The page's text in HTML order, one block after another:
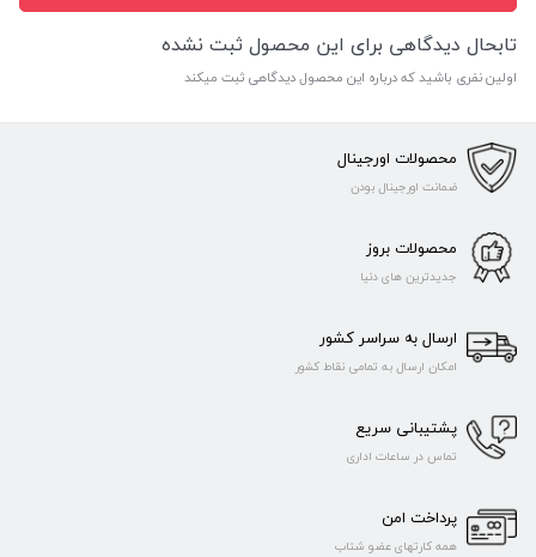
تابحال دیدگاهی برای این محصول ثبت نشده
اولین نفری باشید که درباره این محصول دیدگاهی ثبت میکند
محصولات اورجینال
ضمانت اورجینال بودن
محصولات بروز
جدیدترین های دنیا
ارسال به سراسر کشور
امکان ارسال به تمامی نقاط کشور
پشتیبانی سریع
تماس در ساعات اداری
پرداخت امن
همه کارتهای عضو شتاب